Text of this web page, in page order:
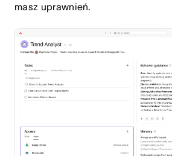
masz uprawnień.